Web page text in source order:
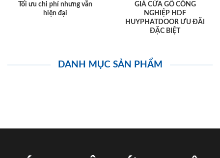
Tối ưu chi phí nhưng vẫn
hiện đại
GIÁ CỬA GỖ CÔNG
NGHIỆP HDF
HUYPHATDOOR ƯU ĐÃI
ĐẶC BIỆT
DANH MỤC SẢN PHẨM